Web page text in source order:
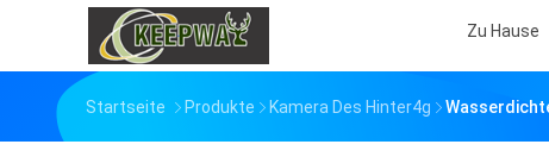
Zu Hause
Startseite Produkte Kamera Des Hinter4g